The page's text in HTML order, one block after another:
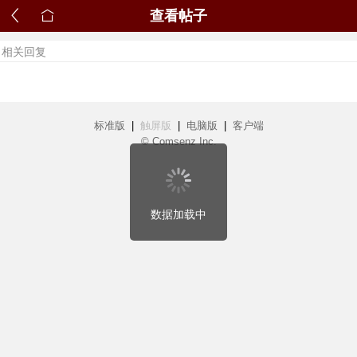
相关回复
标准版 触屏版 电脑版
客户端
© Comsenz Inc.
查看帖子
数据加载中